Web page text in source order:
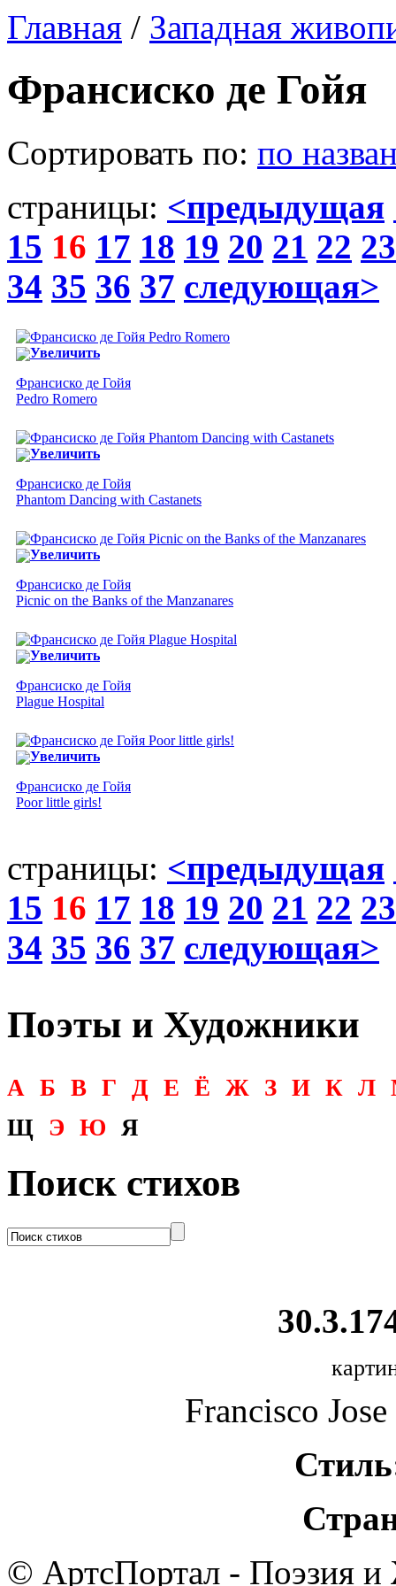
Главная / Западная
Франсиско де Гойя
Сортировать по: по
страницы: <предыдущая
15 16 17 18 19 20 21 22 23
34 35 36 37 следующая>
Увеличить
Франсиско де Гойя
Pedro Romero
Увеличить
Франсиско де Гойя
Phantom Dancing with Castanets
Увеличить
Франсиско де Гойя
Picnic on the Banks of the Manzanares
Увеличить
Франсиско де Гойя
Plague Hospital
Увеличить
Франсиско де Гойя
Poor little girls!
страницы: <предыдущая
15 16 17 18 19 20 21 22 23
34 35 36 37 следующая>
Поэты и Художники
А Б В Г Д Е Ё Ж З И К Л
Щ
Э Ю Я
Поиск стихов
Francisco
© АртсПортал - Поэзия